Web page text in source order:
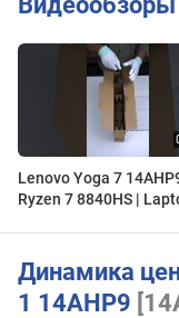
Lenovo Yoga 7
Ryzen 7 8840HS |
Динамика
1 14AHP9